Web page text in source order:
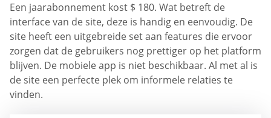
Een jaarabonnement kost $ 180. Wat betreft de
interface van de site, deze is handig en eenvoudig. De
site heeft een uitgebreide set aan features die ervoor
zorgen dat de gebruikers nog prettiger op het platform
blijven. De mobiele app is niet beschikbaar. Al met al is
de site een perfecte plek om informele relaties te
vinden.